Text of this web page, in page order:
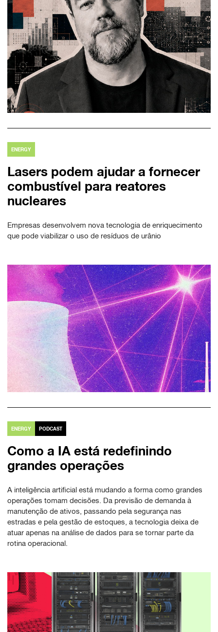
ENERGY
Lasers podem ajudar a fornecer
combustível para reatores
nucleares
Empresas desenvolvem nova tecnologia de enriquecimento
que pode viabilizar o uso de resíduos de urânio
ENERGY PODCAST
Como a IA está redefinindo
grandes operações
A inteligência artificial está mudando a forma como grandes
operações tomam decisões. Da previsão de demanda à
manutenção de ativos, passando pela segurança nas
estradas e pela gestão de estoques, a tecnologia deixa de
atuar apenas na análise de dados para se tornar parte da
rotina operacional.